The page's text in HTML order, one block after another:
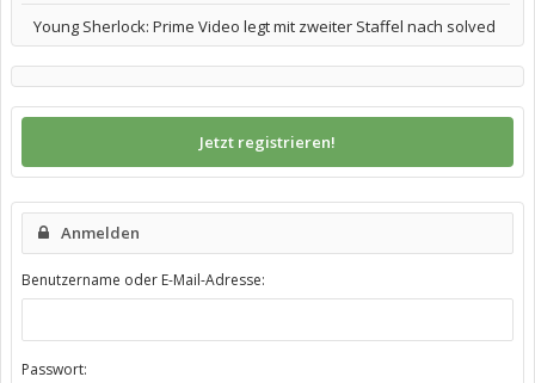
Young Sherlock: Prime Video legt mit zweiter Staffel nach solved
Jetzt registrieren!
Anmelden
Benutzername oder E-Mail-Adresse:
Passwort: